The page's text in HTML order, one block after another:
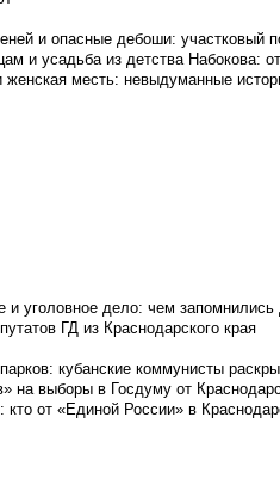
и опасные дебоши: участковый
и усадьба из детства Набокова:
месть: невыдуманные
и уголовное дело: чем
ГД из Краснодарского края
кубанские коммунисты
на выборы в Госдуму от
от «Единой России» в